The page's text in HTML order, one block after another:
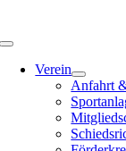
Toggle
NavigationVerein
Anfahrt